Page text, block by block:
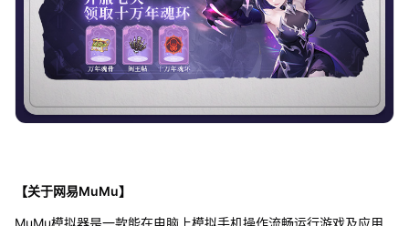
【关于网易MuMu】
MuMu模拟器是一款能在电脑上模拟手机操作流畅运行游戏及应用